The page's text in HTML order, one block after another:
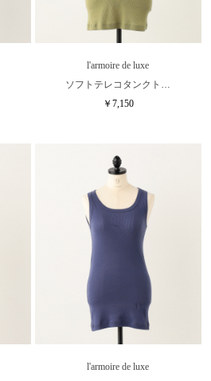
l'armoire de luxe
ソフトテレコタンクト…
￥7,150
l'armoire de luxe